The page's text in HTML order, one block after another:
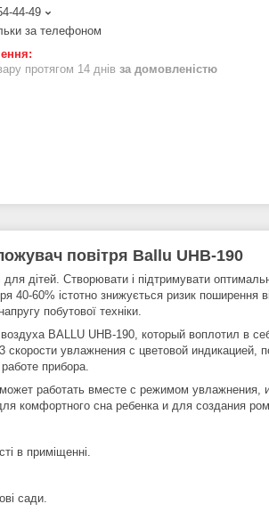
44-49
за телефоном
протягом 14 днів за домовленістю
повітря Ballu UHB-190
дітей. Створювати і підтримувати
40-60% істотно знижується ризик поширення
побутової техніки.
BALLU UHB-190, который воплотил в
увлажнения с цветовой индикацией,
прибора.
работать вместе с режимом увлажнения,
комфортного сна ребенка и для создания
в приміщенні.
сади.